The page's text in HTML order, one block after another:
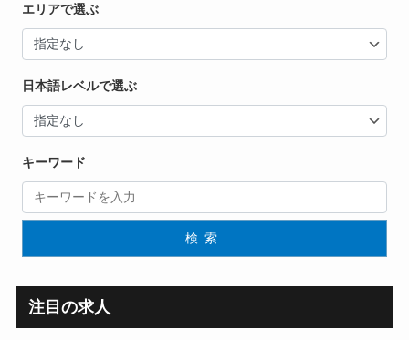
エリアで選ぶ
日本語レベルで選ぶ
キーワード
検索
注目の求人